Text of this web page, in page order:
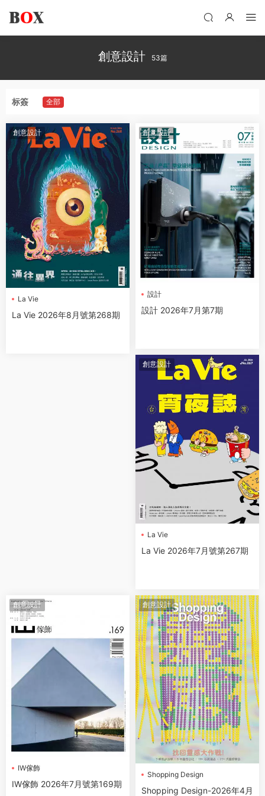
創意設計 53篇
标簽 全部
創意設計
La Vie
La Vie 2026年8月號第268期
創意設計
設計
設計 2026年7月第7期
創意設計
La Vie
La Vie 2026年7月號第267期
創意設計
IW傢飾
IW傢飾 2026年7月號第169期
創意設計
Shopping Design
Shopping Design-2026年4月